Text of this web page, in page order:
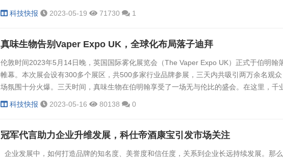
1080p性能，首次为NVIDIA GeForce更受欢迎的60级产品带来相较于游戏主机两倍的性能
科技快报 2023-05-19 71730 1
真味生物告别Vaper Expo UK，全球化布局落子迪拜
伦敦时间2023年5月14日晚，英国国际雾化展览会（The Vaper Expo UK）正式于伯明翰
帷幕。本次展会设有300多个展区，共500多家行业品牌参展，三天内共吸引两万余名观
场氛围十分火爆。三天时间，真味生物在伯明翰享受了一场无与伦比的盛会。在这里，千
城与风味王国相得益彰，工业积淀与雾化科技交织汇聚。在这里，圣马丁的钟声依旧在城
出...
科技快报 2023-05-16 80138 0
冠军代言助力企业升维发展，科仕帝酒康宝引发市场关注
企业发展中，如何打造品牌的知名度、美誉度和信任度，关系到企业长远持续发展。那